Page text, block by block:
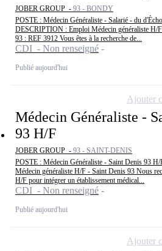
JOBER GROUP - 93 - BONDY
POSTE : Médecin Généraliste - Salarié - du
DESCRIPTION : Emploi Médecin généraliste H/
93 : REF 3912 Vous êtes à la recherche de...
CDI - Non renseigné
Publié aujourd'hui
Médecin Généraliste -
93 H/F
JOBER GROUP - 93 - SAINT-DENIS
POSTE : Médecin Généraliste - Saint Denis 93
Médecin généraliste H/F - Saint Denis 93 Nous
H/F pour intégrer un établissement médical...
CDI - Non renseigné
Publié aujourd'hui
Ajouter
Ajouter